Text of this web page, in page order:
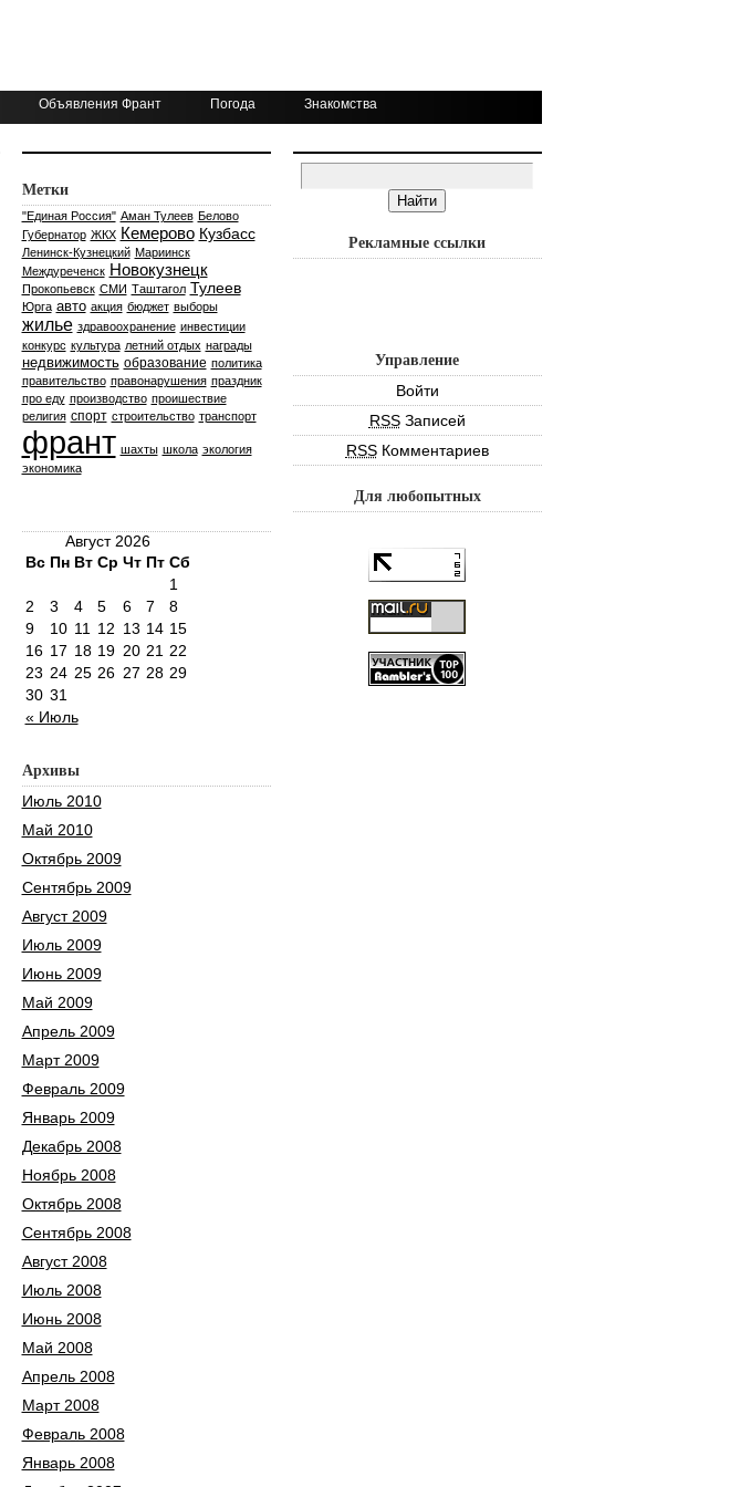
Объявления Франт Погода Знакомства
Метки
"Единая Россия" Аман Тулеев Белово
Губернатор ЖКХ Кемерово Кузбасс
Ленинск-Кузнецкий Мариинск
Междуреченск Новокузнецк
Прокопьевск СМИ Таштагол Тулеев
Юрга авто акция бюджет выборы
жилье здравоохранение инвестиции
конкурс культура летний отдых награды
недвижимость образование политика
правительство правонарушения праздник
про еду производство проишествие
религия спорт строительство транспорт
франт шахты школа экология
экономика
Август 2026
Вс Пн Вт Ср Чт Пт Сб
« Июль
1
2
3 4 5 6 7
8
9
10 11 12 13 14 15
16 17 18 19 20 21 22
23 24 25 26 27 28 29
30 31
Архивы
Июль 2010
Май 2010
Октябрь 2009
Сентябрь 2009
Август 2009
Июль 2009
Июнь 2009
Май 2009
Апрель 2009
Март 2009
Февраль 2009
Январь 2009
Декабрь 2008
Ноябрь 2008
Октябрь 2008
Сентябрь 2008
Август 2008
Июль 2008
Июнь 2008
Май 2008
Апрель 2008
Март 2008
Февраль 2008
Январь 2008
Рекламные ссылки
Управление
Войти
RSSЗаписей
RSSКомментариев
Для любопытных